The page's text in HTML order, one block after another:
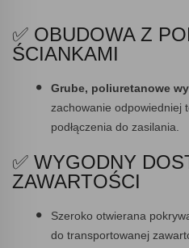
✅ OBUDOWA Z
ŚCIANKAMI
Grube, poliuretanowe
zachowanie odpowiedniej
podłączenia do zasilania.
✅ WYGODNY
ZAWARTOŚCI
Szeroko otwierana
do transportowanej